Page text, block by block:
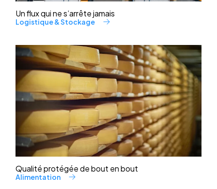
Un flux qui ne s’arrête jamais
Logistique & Stockage
Qualité protégée de bout en bout
Alimentation